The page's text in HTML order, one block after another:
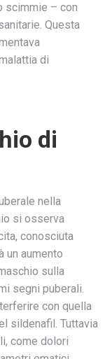
scimmie – con
Questa
di
di
nella
si osserva
conosciuta
un aumento
sulla
segni puberali.
con quella
sildenafil. Tuttavia
come dolori